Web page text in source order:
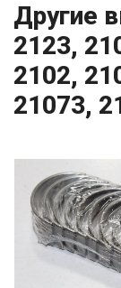
Другие
2123,
2102,
21073,